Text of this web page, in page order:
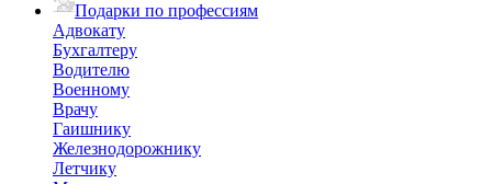
Подарки по профессиям
Адвокату
Бухгалтеру
Водителю
Военному
Врачу
Гаишнику
Железнодорожнику
Летчику